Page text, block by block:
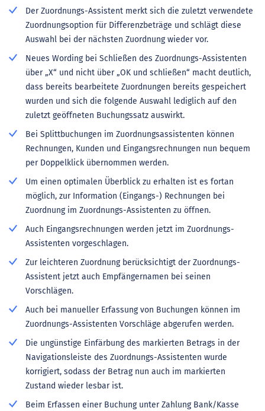
Der Zuordnungs-Assistent merkt sich die zuletzt verwendete
Zuordnungsoption für Differenzbeträge und schlägt diese
Auswahl bei der nächsten Zuordnung wieder vor.
Neues Wording bei Schließen des Zuordnungs-Assistenten
über „X“ und nicht über „OK und schließen“ macht deutlich,
dass bereits bearbeitete Zuordnungen bereits gespeichert
wurden und sich die folgende Auswahl lediglich auf den
zuletzt geöffneten Buchungssatz auswirkt.
Bei Splittbuchungen im Zuordnungsassistenten können
Rechnungen, Kunden und Eingangsrechnungen nun bequem
per Doppelklick übernommen werden.
Um einen optimalen Überblick zu erhalten ist es fortan
möglich, zur Information (Eingangs-) Rechnungen bei
Zuordnung im Zuordnungs-Assistenten zu öffnen.
Auch Eingangsrechnungen werden jetzt im Zuordnungs-
Assistenten vorgeschlagen.
Zur leichteren Zuordnung berücksichtigt der Zuordnungs-
Assistent jetzt auch Empfängernamen bei seinen
Vorschlägen.
Auch bei manueller Erfassung von Buchungen können im
Zuordnungs-Assistenten Vorschläge abgerufen werden.
Die ungünstige Einfärbung des markierten Betrags in der
Navigationsleiste des Zuordnungs-Assistenten wurde
korrigiert, sodass der Betrag nun auch im markierten
Zustand wieder lesbar ist.
Beim Erfassen einer Buchung unter Zahlung Bank/Kasse